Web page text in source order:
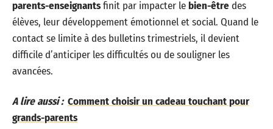
parents-enseignantsfinit par impacter le bien-êtredes
élèves, leur développement émotionnel et social. Quand le
contact se limite à des bulletins trimestriels, il devient
difficile d’anticiper les difficultés ou de souligner les
avancées.
A lire aussi : Comment choisir un cadeau touchant pour
grands-parents